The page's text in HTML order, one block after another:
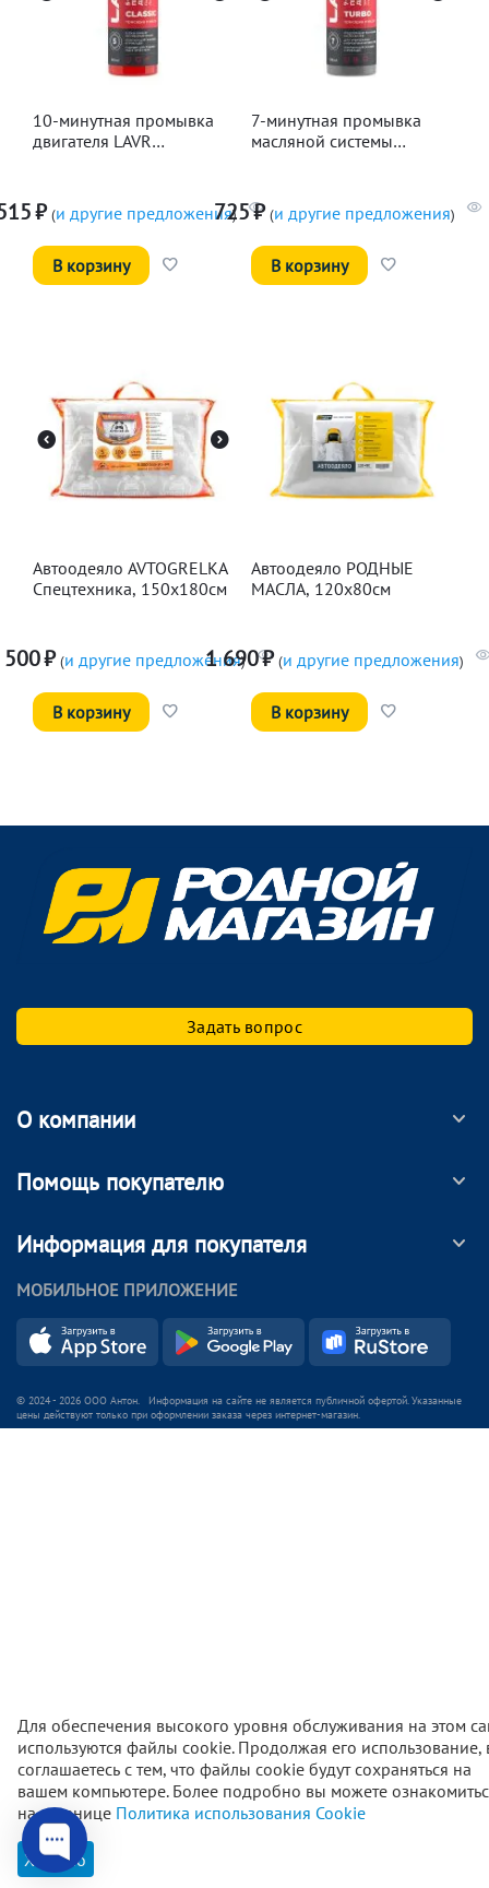
5 990 ₽ В
10-минутная промывка
двигателя LAVR
₽ (и другие предложения)
В корзину
7-минутная промывка
масляной системы
725₽ (и другие предложения)
В корзину
Автоодеяло AVTOGRELKA
Спецтехника, 150х180см
₽ (и другие предложения)
В корзину
Автоодеяло РОДНЫЕ
МАСЛА, 120х80см
1 690₽ (и другие предложения)
В корзину
Задать вопрос
О компании
Помощь покупателю
Информация для покупателя
МОБИЛЬНОЕ ПРИЛОЖЕНИЕ
© 2024 - 2026 ООО Антон. Информация на сайте не является публичной офертой. Указанные
цены действуют только при оформлении заказа через интернет-магазин.
Главная
Для обеспечения высокого уровня обслуживания на этом
используются файлы cookie. Продолжая его использование,
соглашаетесь с тем, что файлы cookie будут сохраняться на
вашем компьютере. Более подробно вы можете
на странице Политика использования Cookie
Хорошо